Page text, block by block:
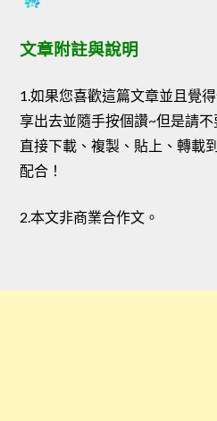
文章附註與說明
1.如果您喜歡這篇文章並且覺
享出去並隨手按個讚~但是請
直接下載、複製、貼上、轉載
配合！
2.本文非商業合作文。